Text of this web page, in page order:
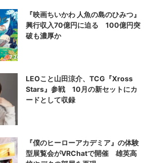
『映画ちいかわ 人魚の島のひみつ』
興行収入70億円に迫る 100億円突
破も濃厚か
LEOこと山田涼介、TCG『Xross
Stars』参戦 10月の新セットにカ
ードとして収録
『僕のヒーローアカデミア』の体験
型展覧会がVRChatで開催 雄英高